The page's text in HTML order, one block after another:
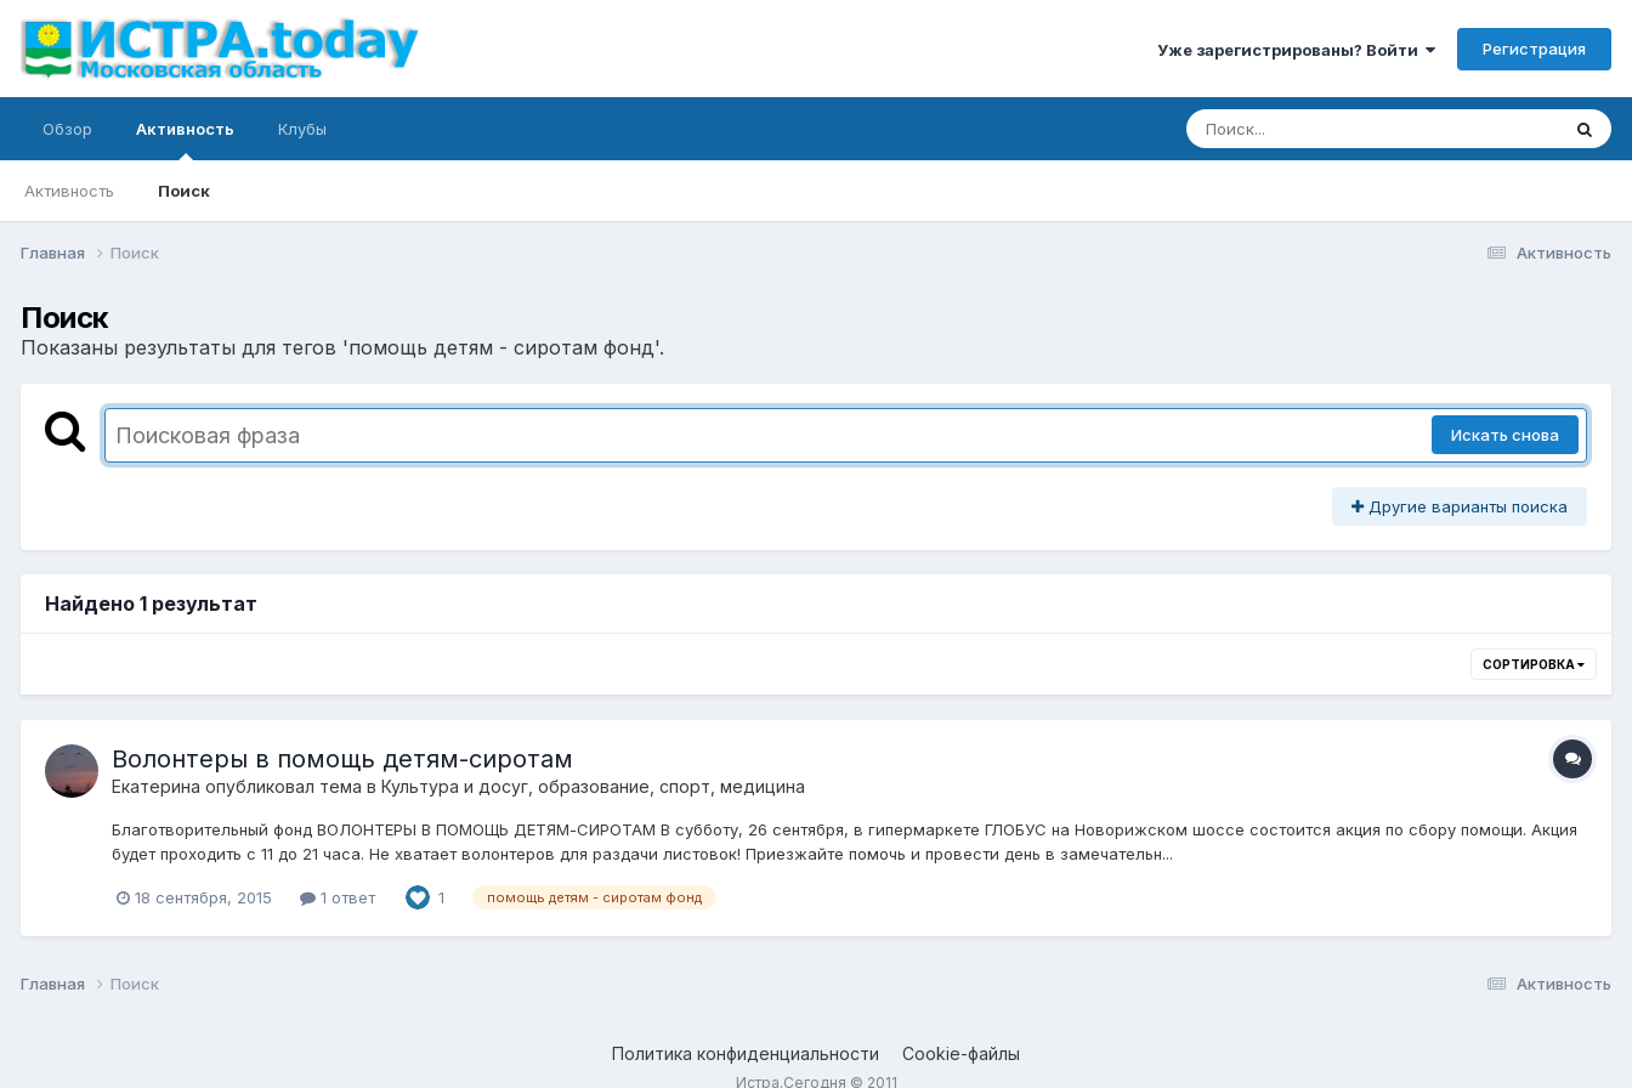
Уже зарегистрированы? Войти Регистрация
Обзор Активность
Активность Поиск
Клубы
Активность
Главная Поиск
Поиск
Показаны результаты для тегов 'помощь детям - сиротам фонд'.
Искать снова
Другие варианты поиска
Найдено 1 результат
СОРТИРОВКА
Волонтеры в помощь детям-сиротам
Екатерина опубликовал тема в Культура и досуг, образование, спорт, медицина
Благотворительный фонд ВОЛОНТЕРЫ В ПОМОЩЬ ДЕТЯМ-СИРОТАМ В субботу, 26 сентября, в гипермаркете ГЛОБУС на Новорижском шоссе состоится акция по сбору помощи. Акция
будет проходить с 11 до 21 часа. Не хватает волонтеров для раздачи листовок! Приезжайте помочь и провести день в замечательн...
18 сентября, 2015 1 ответ 1 помощь детям - сиротам фонд
Активность
Главная Поиск
Политика конфиденциальности Cookie-файлы
Истра.Сегодня © 2011